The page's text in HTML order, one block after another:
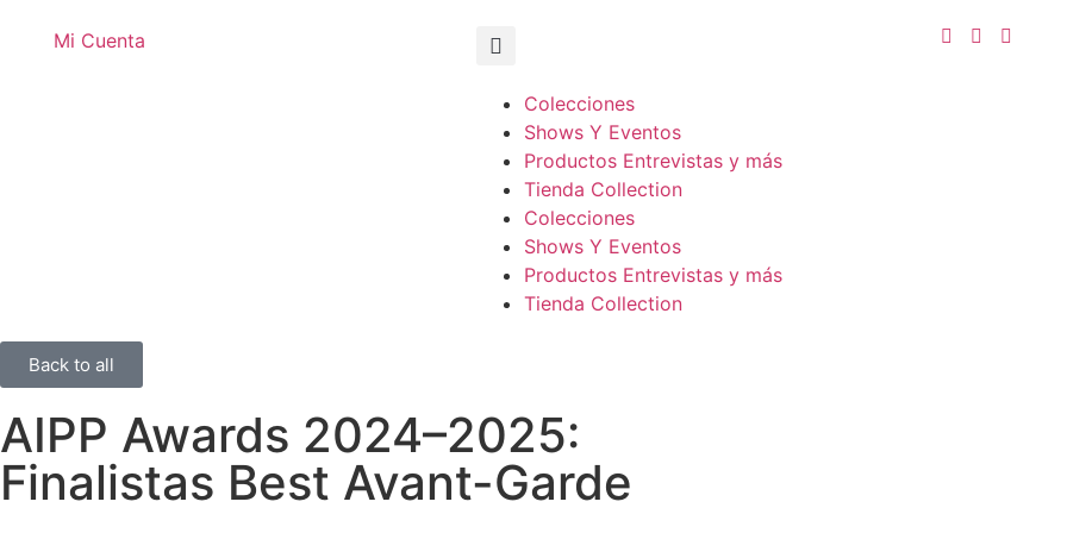
Mi Cuenta
Colecciones
Shows Y Eventos
Productos Entrevistas y más
Tienda Collection
Colecciones
Shows Y Eventos
Productos Entrevistas y más
Tienda Collection
Back to all
AIPP Awards 2024–2025:
Finalistas Best Avant-Garde